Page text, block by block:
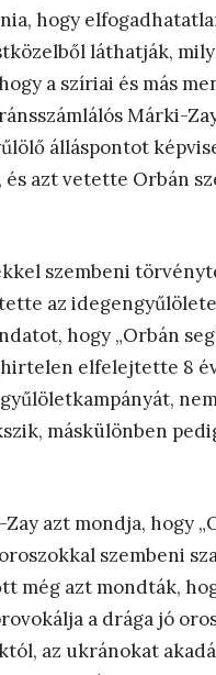
hogy
láthatják,
a szíriai és más
Márki-
álláspontot
azt vetette Orbán
szembeni
az
hogy „Orbán
elfelejtette 8
máskülönben
azt mondja, hogy
szembeni
még azt mondták,
a drága jó
az ukránokat